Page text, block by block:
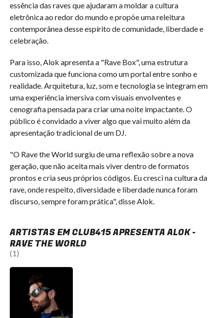
essência das raves que ajudaram a moldar a cultura
eletrônica ao redor do mundo e propõe uma releitura
contemporânea desse espírito de comunidade, liberdade e
celebração.
Para isso, Alok apresenta a "Rave Box", uma estrutura
customizada que funciona como um portal entre sonho e
realidade. Arquitetura, luz, som e tecnologia se integram em
uma experiência imersiva com visuais envolventes e
cenografia pensada para criar uma noite impactante. O
público é convidado a viver algo que vai muito além da
apresentação tradicional de um DJ.
"O Rave the World surgiu de uma reflexão sobre a nova
geração, que não aceita mais viver dentro de formatos
prontos e cria seus próprios códigos. Eu cresci na cultura da
rave, onde respeito, diversidade e liberdade nunca foram
discurso, sempre foram prática", disse Alok.
ARTISTAS EM CLUB415 APRESENTA ALOK -
RAVE THE WORLD
(1)